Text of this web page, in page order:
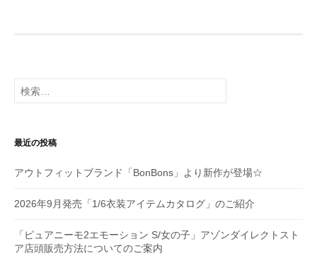
ー
シ
ン
検
索:
最近の投稿
アウトフィットブランド「BonBons」より新作が登場☆
2026年9月発売「1/6衣装アイテムカタログ」のご紹介
「ピュアニーモ2エモーション S/女の子」アゾンダイレクトスト
ア店頭販売方法についてのご案内